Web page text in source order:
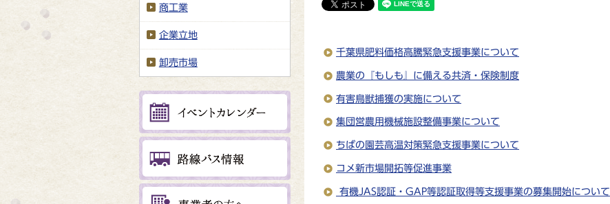
千葉県肥料価格高騰緊急支援事業について
農業の『もしも』に備える共済・保険制度
有害鳥獣捕獲の実施について
集団営農用機械施設整備事業について
ちばの園芸高温対策緊急支援事業について
コメ新市場開拓等促進事業
有機JAS認証・GAP等認証取得等支援事業の募集開始について
商工業
企業立地
卸売市場